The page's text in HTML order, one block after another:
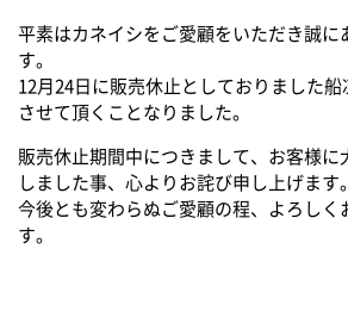
平素はカネイシをご愛顧をいただき誠に
す。
12月24日に販売休止としておりました
させて頂くことなりました。
販売休止期間中につきまして、お客様に
しました事、心よりお詫び申し上げます。
今後とも変わらぬご愛顧の程、よろしく
す。